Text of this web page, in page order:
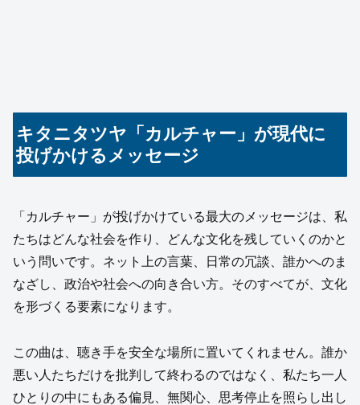
キタニタツヤ「カルチャー」が現代に
投げかけるメッセージ
「カルチャー」が投げかけている最大のメッセージは、私
たちはどんな社会を作り、どんな文化を残していくのかと
いう問いです。ネット上の言葉、日常の冗談、誰かへのま
なざし、政治や社会への向き合い方。そのすべてが、文化
を形づくる要素になります。
この曲は、聴き手を安全な場所に置いてくれません。誰か
悪い人たちだけを批判して終わるのではなく、私たち一人
ひとりの中にもある偏見、無関心、思考停止を照らし出し